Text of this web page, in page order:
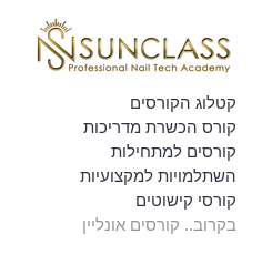
קטלוג הקורסים
קורס הכשרת מדריכות
קורסים למתחילות
השתלמויות למקצועיות
קורסי קישוטים
בקרוב.. קורסים אונליין